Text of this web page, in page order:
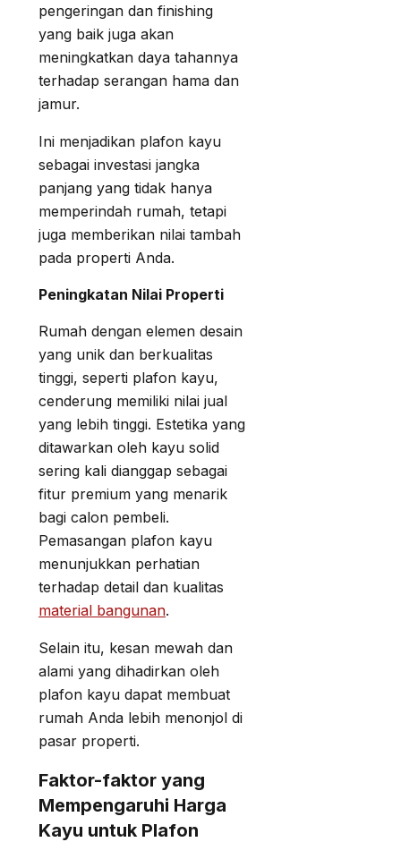
pengeringan dan finishing
yang baik juga akan
meningkatkan daya tahannya
terhadap serangan hama dan
jamur.
Ini menjadikan plafon kayu
sebagai investasi jangka
panjang yang tidak hanya
memperindah rumah, tetapi
juga memberikan nilai tambah
pada properti Anda.
Peningkatan Nilai Properti
Rumah dengan elemen desain
yang unik dan berkualitas
tinggi, seperti plafon kayu,
cenderung memiliki nilai jual
yang lebih tinggi. Estetika yang
ditawarkan oleh kayu solid
sering kali dianggap sebagai
fitur premium yang menarik
bagi calon pembeli.
Pemasangan plafon kayu
menunjukkan perhatian
terhadap detail dan kualitas
material bangunan.
Selain itu, kesan mewah dan
alami yang dihadirkan oleh
plafon kayu dapat membuat
rumah Anda lebih menonjol di
pasar properti.
Faktor-faktor yang
Mempengaruhi Harga
Kayu untuk Plafon